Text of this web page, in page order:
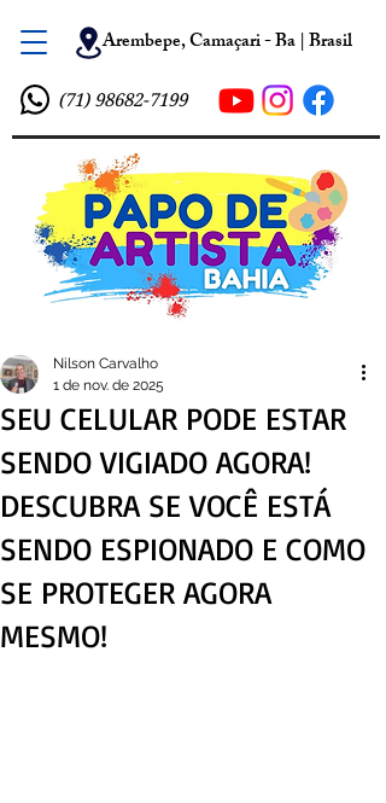
Arembepe, Camaçari - Ba | Brasil
(71) 98682-7199
SEU CELULAR PODE ESTAR
SENDO VIGIADO AGORA!
DESCUBRA SE VOCÊ ESTÁ
SENDO ESPIONADO E COMO
SE PROTEGER AGORA
MESMO!
Nilson Carvalho
1 de nov. de 2025